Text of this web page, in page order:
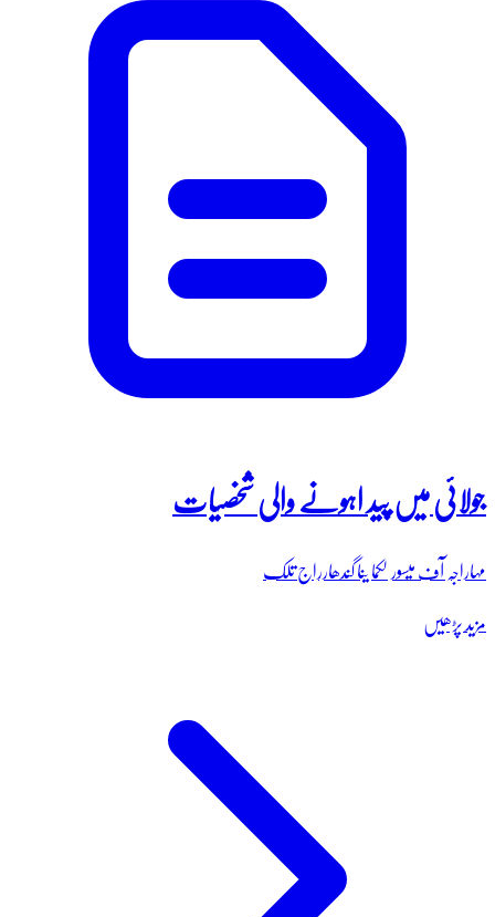
جولائی میں پید اہونے والی شخصیات
مہاراجہ آف میسور لکما ینا گندھارراج تلک
مزید پڑھیں